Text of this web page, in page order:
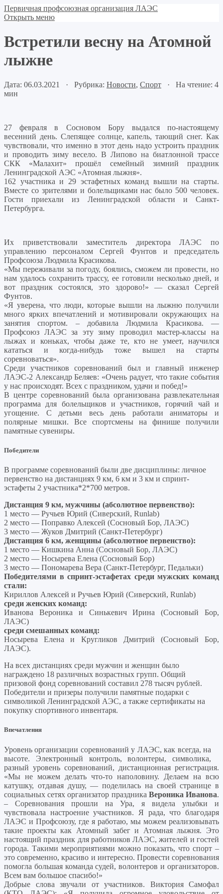
Первичная профсоюзная организация ЛАЭС
Открыть меню
Встретили весну на Атомной
лыжне
Дата: 06.03.2021 · Рубрика: Новости, Спорт · На чтение: 4
мин
27 февраля в Сосновом Бору выдался по-настоящему
весенний день. Слепящее солнце, капель, тающий снег. Как
чувствовали, что именно в этот день надо устроить праздник
и проводить зиму весело. В Липово на биатлонной трассе
СКК «Малахит» прошёл семейный зимний праздник
Ленинградской АЭС «Атомная лыжня».
162 участника и 29 эстафетных команд вышли на старты.
Вместе со зрителями и болельщиками нас было 500 человек.
Гости приехали из Ленинградской области и Санкт-
Петербурга.
Их приветствовали заместитель директора ЛАЭС по
управлению персоналом Сергей Фунтов и председатель
Профсоюза Людмила Красикова.
«Мы переживали за погоду, боялись, сможем ли провести, но
нам удалось сохранить трассу, ее готовили несколько дней, и
вот праздник состоялся, это здорово!» — сказал Сергей
Фунтов.
«Я уверена, что люди, которые вышли на лыжню получили
много ярких впечатлений и мотивировали окружающих на
занятия спортом. – добавила Людмила Красикова. —
Профсоюз ЛАЭС за эту зиму проводил мастер-классы на
лыжах и коньках, чтобы даже те, кто не умеет, научился
кататься и когда-нибудь тоже вышел на старты
соревноваться».
Среди участников соревнований был и главный инженер
ЛАЭС-2 Александр Беляев: «Очень радует, что такие события
у нас происходят. Всех с праздником, удачи и побед!»
В центре соревнований была организована развлекательная
программа для болельщиков и участников, горячий чай и
угощение. С детьми весь день работали аниматоры и
полярные мишки. Все спортсмены на финише получили
памятные сувениры.
Победители
В программе соревнований были две дисциплины: личное
первенство на дистанциях 9 км, 6 км и 3 км и спринт-
эстафеты 2 участника*2*700 метров.
Дистанция 9 км, мужчины (абсолютное первенство):
1 место — Ручьев Юрий (Сиверский, Runlab)
2 место — Поправко Алексей (Сосновый Бор, ЛАЭС)
3 место — Жуков Дмитрий (Санкт-Петербург)
Дистанция 6 км, женщины (абсолютное первенство):
1 место — Кишкина Анна (Сосновый Бор, ЛАЭС)
2 место — Носырева Елена (Сосновый Бор)
3 место — Пономарева Вера (Санкт-Петербург, Педальки)
Победителями в спринт-эстафетах среди мужских команд
стали:
Кириллов Алексей и Ручьев Юрий (Сиверский, Runlab)
среди женских команд:
Иванова Вероника и Синькевич Ирина (Сосновый Бор,
ЛАЭС)
среди смешанных команд:
Носырева Елена и Кругликов Дмитрий (Сосновый Бор,
ЛАЭС).
На всех дистанциях среди мужчин и женщин было
награждено 18 различных возрастных групп. Общий
призовой фонд соревнований составил 278 тысяч рублей.
Победители и призеры получили памятные подарки с
символикой Ленинградской АЭС, а также сертификаты на
покупку спортивного инвентаря.
Впечатления
Уровень организации соревнований у ЛАЭС, как всегда, на
высоте. Электронный контроль, волонтеры, символика,
разный уровень соревнований, дистанционная регистрация.
«Мы не можем делать что-то наполовину. Делаем на всю
катушку, отдавая душу, — поделилась на своей странице в
социальных сетях организатор праздника Вероника Иванова.
– Соревнования прошли на Ура, я видела улыбки и
чувствовала настроение участников. Я рада, что благодаря
ЛАЭС и Профсоюзу, где я работаю, мы можем реализовывать
такие проекты как Атомный забег и Атомная лыжня. Это
настоящий праздник для работников ЛАЭС, жителей и гостей
города. Такими мероприятиями можно показать, что спорт –
это современно, красиво и интересно. Провести соревнования
помогла большая команда судей, волонтеров и организаторов.
Всем вам большое спасибо!»
Добрые слова звучали от участников. Виктория Самофал